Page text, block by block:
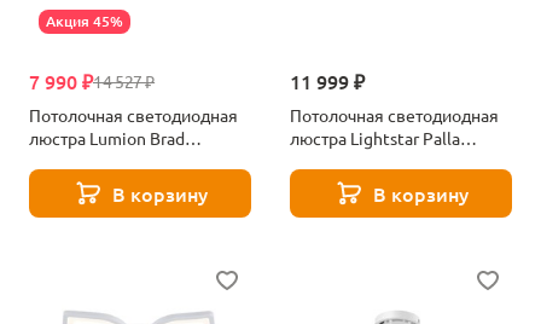
Акция 45%
14 527 ₽
7 990 ₽
Потолочная светодиодная
люстра Lumion Brad
В корзину
11 999 ₽
Потолочная светодиодная
люстра Lightstar Palla
В корзину